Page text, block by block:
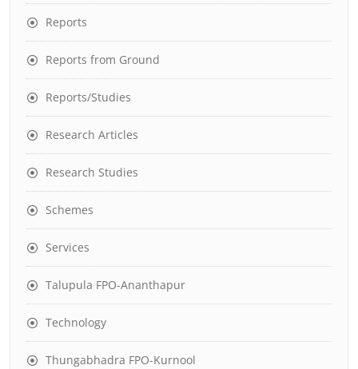
Reports
Reports from Ground
Reports/Studies
Research Articles
Research Studies
Schemes
Services
Talupula FPO-Ananthapur
Technology
Thungabhadra FPO-Kurnool